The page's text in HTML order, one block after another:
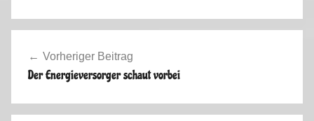
m
r
2
Vorheriger Beitrag
Der Energieversorger schaut vorbei